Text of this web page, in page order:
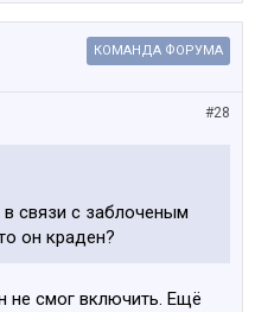
КОМАНДА ФОРУМА
#28
связи с заблоченым
он краден?
не смог включить. Ещё